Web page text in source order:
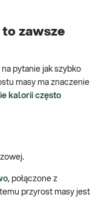
zawsze
pytanie jak szybko
masy ma znaczenie
kalorii często
, połączone z
przyrost masy jest